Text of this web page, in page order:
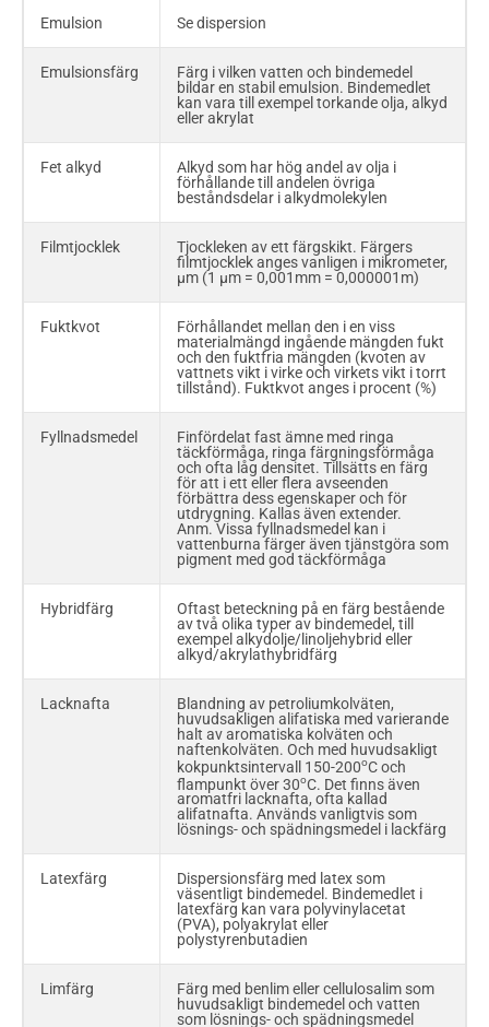
Emulsion Se dispersion
Emulsionsfärg
Färg i vilken vatten och bindemedel
bildar en stabil emulsion. Bindemedlet
kan vara till exempel torkande olja, alkyd
eller akrylat
Fet alkyd
Alkyd som har hög andel av olja i
förhållande till andelen övriga
beståndsdelar i alkydmolekylen
Filmtjocklek
Tjockleken av ett färgskikt. Färgers
filmtjocklek anges vanligen i mikrometer,
µm (1 µm = 0,001mm = 0,000001m)
Fuktkvot
Förhållandet mellan den i en viss
materialmängd ingående mängden fukt
och den fuktfria mängden (kvoten av
vattnets vikt i virke och virkets vikt i torrt
tillstånd). Fuktkvot anges i procent (%)
Fyllnadsmedel
Finfördelat fast ämne med ringa
täckförmåga, ringa färgningsförmåga
och ofta låg densitet. Tillsätts en färg
för att i ett eller flera avseenden
förbättra dess egenskaper och för
utdrygning. Kallas även extender.
Anm. Vissa fyllnadsmedel kan i
vattenburna färger även tjänstgöra som
pigment med god täckförmåga
Hybridfärg
Oftast beteckning på en färg bestående
av två olika typer av bindemedel, till
exempel alkydolje/linoljehybrid eller
alkyd/akrylathybridfärg
Lacknafta
Blandning av petroliumkolväten,
huvudsakligen alifatiska med varierande
halt av aromatiska kolväten och
naftenkolväten. Och med huvudsakligt
kokpunktsintervall 150-200oC och
flampunkt över 30oC. Det finns även
aromatfri lacknafta, ofta kallad
alifatnafta. Används vanligtvis som
lösnings- och spädningsmedel i lackfärg
Latexfärg
Dispersionsfärg med latex som
väsentligt bindemedel. Bindemedlet i
latexfärg kan vara polyvinylacetat
(PVA), polyakrylat eller
polystyrenbutadien
Limfärg
Färg med benlim eller cellulosalim som
huvudsakligt bindemedel och vatten
som lösnings- och spädningsmedel